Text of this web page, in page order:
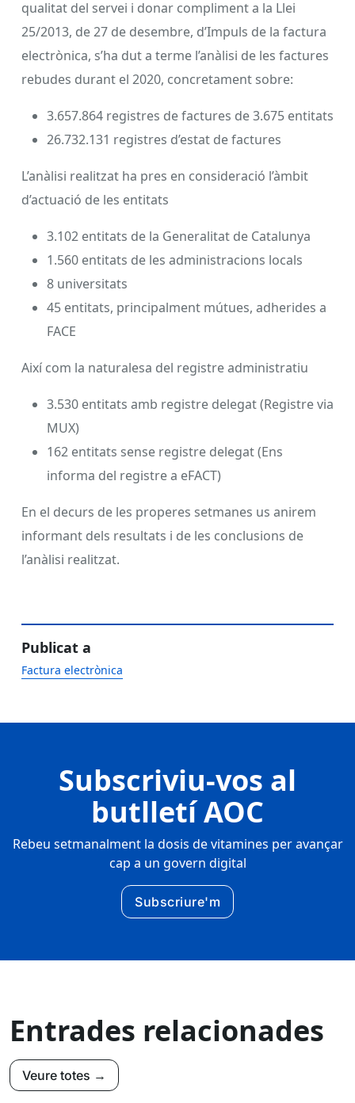
qualitat del servei i donar compliment a la Llei
25/2013, de 27 de desembre, d’Impuls de la factura
electrònica, s’ha dut a terme l’anàlisi de les factures
rebudes durant el 2020, concretament sobre:
3.657.864 registres de factures de 3.675 entitats
26.732.131 registres d’estat de factures
L’anàlisi realitzat ha pres en consideració l’àmbit
d’actuació de les entitats
3.102 entitats de la Generalitat de Catalunya
1.560 entitats de les administracions locals
8 universitats
45 entitats, principalment mútues, adherides a
FACE
Així com la naturalesa del registre administratiu
3.530 entitats amb registre delegat (Registre via
MUX)
162 entitats sense registre delegat (Ens
informa del registre a eFACT)
En el decurs de les properes setmanes us anirem
informant dels resultats i de les conclusions de
l’anàlisi realitzat.
Publicat a
Factura electrònica
Subscriviu-vos al
butlletí AOC
Rebeu setmanalment la dosis de vitamines per avançar
cap a un govern digital
Subscriure'm
Entrades relacionades
Veure totes →